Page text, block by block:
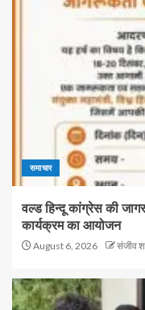
समाचार
वल्ड हिन्दू कांग्रेस की
कार्यक्रम का आयोजन
August 6, 2026 संजीव